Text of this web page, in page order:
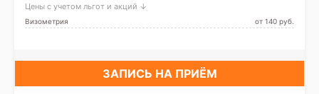
Победы, Проспект Славы,
Дунайская, Шушары
Цены с учетом льгот и акций ↓
Визометрия от 140 pуб.
ЗАПИСЬ НА ПРИЁМ